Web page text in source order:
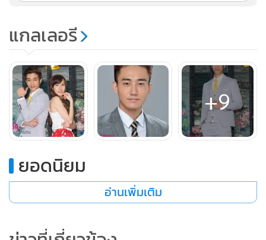
เยี่ยนเจ๋อเดินออกมาจากโรงพยาบาล เจอยิ่วเชียนดักรออยู่
“นายยังไม่ยอมเลิกราอีกเหรอ”
“หัวหน้ารู้แล้วว่า ไม่มีการฟอกอากาศ แต่สร้างโรงงานบำบัดของ
แกลเลอรี
+9
ยอดนิยม
อ่านเพิ่มเติม